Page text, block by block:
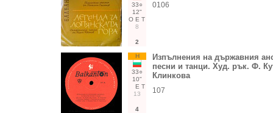
33○
12"
О Е Т
8
2
0106
Н
33○
10"
Е Т
13
4
Изпълнения на държавния
песни и танци. Худ. рък. Ф.
Клинкова
107